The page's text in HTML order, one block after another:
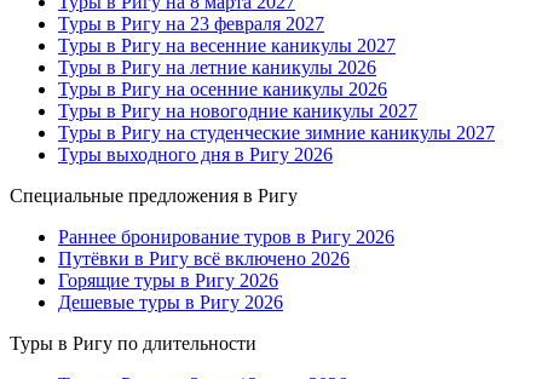
Туры в Ригу на 23 февраля 2027
Туры в Ригу на весенние каникулы 2027
Туры в Ригу на летние каникулы 2026
Туры в Ригу на осенние каникулы 2026
Туры в Ригу на новогодние каникулы 2027
Туры в Ригу на студенческие зимние каникулы 2027
Туры выходного дня в Ригу 2026
Специальные предложения в Ригу
Раннее бронирование туров в Ригу 2026
Путёвки в Ригу всё включено 2026
Горящие туры в Ригу 2026
Дешевые туры в Ригу 2026
Туры в Ригу по длительности